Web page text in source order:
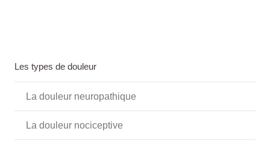
Les types de douleur
La douleur neuropathique
La douleur nociceptive